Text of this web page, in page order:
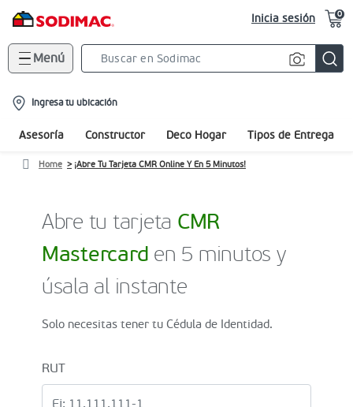
Inicia sesión 0
Menú
location-
icon
Ingresa tu ubicación
Asesoría Constructor Deco Hogar Tipos de Entrega
Home ¡Abre Tu Tarjeta CMR Online Y En 5 Minutos!
Abre tu tarjeta CMR
Mastercard en 5 minutos y
úsala al instante
Solo necesitas tener tu Cédula de Identidad.
RUT